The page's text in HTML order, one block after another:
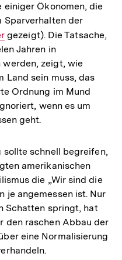
einiger Ökonomen, die
Sparverhalten der
gezeigt). Die Tatsache,
Jahren in
zeigt, wie
Land sein muss, das
Ordnung im Mund
wenn es um
geht.
sollte schnell begreifen,
amerikanischen
die „Wir sind die
je angemessen ist. Nur
Schatten springt, hat
den raschen Abbau der
eine Normalisierung